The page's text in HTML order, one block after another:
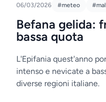
06/03/2026 #meteo
Befana gelida:
bassa quota
L'Epifania quest'anno
intenso e nevicate a
diverse regioni italiane.